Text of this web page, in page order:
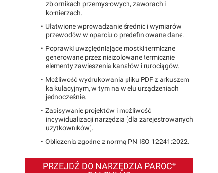
zbiornikach przemysłowych, zaworach i
kołnierzach.
Ułatwione wprowadzanie średnic i wymiarów
przewodów w oparciu o predefiniowane dane.
Poprawki uwzględniające mostki termiczne
generowane przez nieizolowane termicznie
elementy zawieszenia kanałów i rurociągów.
Możliwość wydrukowania pliku PDF z arkuszem
kalkulacyjnym, w tym na wielu urządzeniach
jednocześnie.
Zapisywanie projektów i możliwość
indywidualizacji narzędzia (dla zarejestrowanych
użytkowników).
Obliczenia zgodne z normą PN-ISO 12241:2022.
PRZEJDŹ DO NARZĘDZIA PAROC®